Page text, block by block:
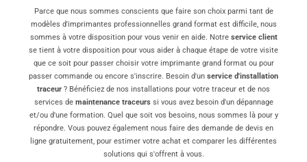
Parce que nous sommes conscients que faire son choix parmi tant de
modèles d'imprimantes professionnelles grand format est difficile, nous
sommes à votre disposition pour vous venir en aide. Notre service client
se tient à votre disposition pour vous aider à chaque étape de votre visite
que ce soit pour passer choisir votre imprimante grand format ou pour
passer commande ou encore s'inscrire. Besoin d'un service d'installation
traceur ? Bénéficiez de nos installations pour votre traceur et de nos
services de maintenance traceurssi vous avez besoin d'un dépannage
et/ou d'une formation. Quel que soit vos besoins, nous sommes là pour y
répondre. Vous pouvez également nous faire des demande de devis en
ligne gratuitement, pour estimer votre achat et comparer les différentes
solutions qui s'offrent à vous.